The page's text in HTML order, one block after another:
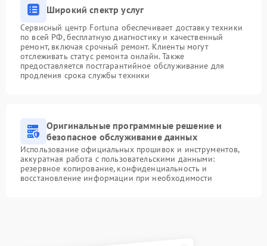
Широкий спектр услуг
Сервисный центр Fortuna обеспечивает доставку техники
по всей РФ, бесплатную диагностику и качественный
ремонт, включая срочный ремонт. Клиенты могут
отслеживать статус ремонта онлайн. Также
предоставляется постгарантийное обслуживание для
продления срока службы техники
Оригинальные программные решение и
безопасное обслуживание данных
Использование официальных прошивок и инструментов,
аккуратная работа с пользовательскими данными:
резервное копирование, конфиденциальность и
восстановление информации при необходимости